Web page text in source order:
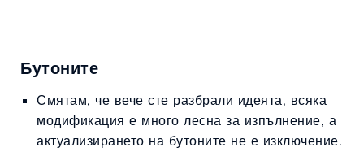
Бутоните
Смятам, че вече сте разбрали идеята, всяка
модификация е много лесна за изпълнение, а
актуализирането на бутоните не е изключение.